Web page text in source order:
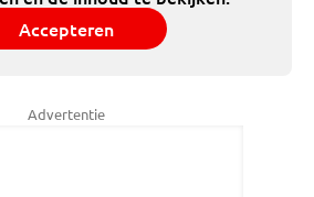
Accepteren
Advertentie